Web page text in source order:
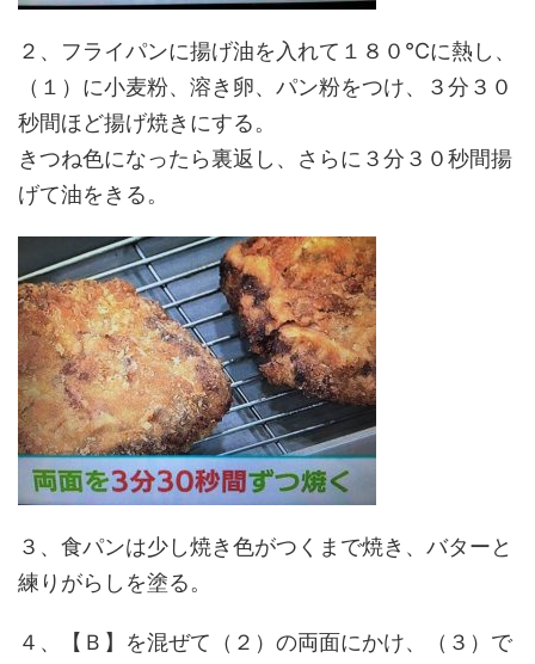
２、フライパンに揚げ油を入れて１８０℃に熱し、
（１）に小麦粉、溶き卵、パン粉をつけ、３分３０
秒間ほど揚げ焼きにする。
きつね色になったら裏返し、さらに３分３０秒間揚
げて油をきる。
３、食パンは少し焼き色がつくまで焼き、バターと
練りがらしを塗る。
４、【Ｂ】を混ぜて（２）の両面にかけ、（３）で